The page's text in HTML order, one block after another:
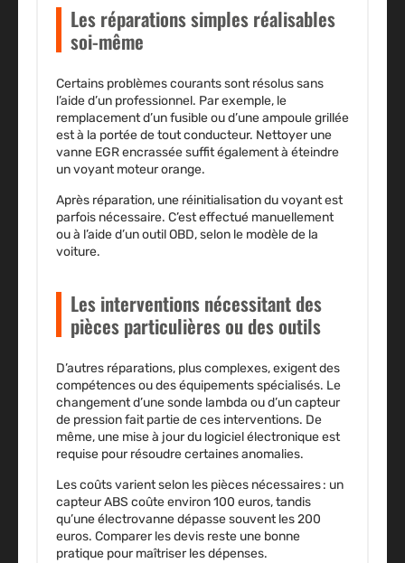
Les réparations simples réalisables
soi-même
Certains problèmes courants sont résolus sans
l’aide d’un professionnel. Par exemple, le
remplacement d’un fusible ou d’une ampoule grillée
est à la portée de tout conducteur. Nettoyer une
vanne EGR encrasséesuffit également à éteindre
un voyant moteur orange.
Après réparation, une réinitialisation du voyant est
parfois nécessaire. C’est effectué manuellement
ou à l’aide d’un outil OBD, selon le modèle de la
voiture.
Les interventions nécessitant des
pièces particulières ou des outils
D’autres réparations, plus complexes, exigent des
compétences ou des équipements spécialisés. Le
changement d’une sonde lambda ou d’un capteur
de pressionfait partie de ces interventions. De
même, une mise à jour du logiciel électronique est
requise pour résoudre certaines anomalies.
Les coûts varient selon les pièces nécessaires : un
capteur ABS coûte environ 100 euros, tandis
qu’une électrovanne dépasse souvent les 200
euros. Comparer les devis reste une bonne
pratique pour maîtriser les dépenses.